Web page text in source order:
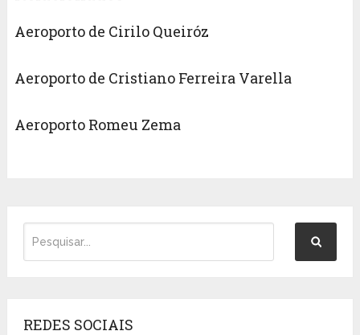
Aeroporto de Cirilo Queiróz
Aeroporto de Cristiano Ferreira Varella
Aeroporto Romeu Zema
REDES SOCIAIS